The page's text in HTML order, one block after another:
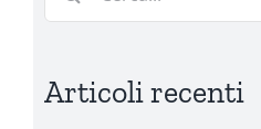
Articoli recenti